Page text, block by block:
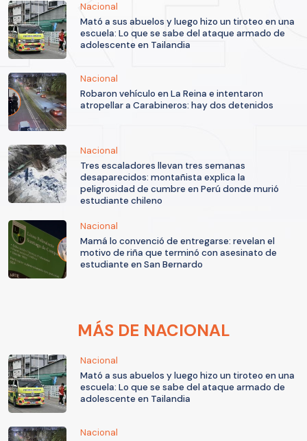
Nacional
Mató a sus abuelos y luego hizo un tiroteo en una
escuela: Lo que se sabe del ataque armado de
adolescente en Tailandia
Nacional
Robaron vehículo en La Reina e intentaron
atropellar a Carabineros: hay dos detenidos
Nacional
Tres escaladores llevan tres semanas
desaparecidos: montañista explica la
peligrosidad de cumbre en Perú donde murió
estudiante chileno
Nacional
Mamá lo convenció de entregarse: revelan el
motivo de riña que terminó con asesinato de
estudiante en San Bernardo
MÁS DE NACIONAL
Nacional
Mató a sus abuelos y luego hizo un tiroteo en una
escuela: Lo que se sabe del ataque armado de
adolescente en Tailandia
Nacional